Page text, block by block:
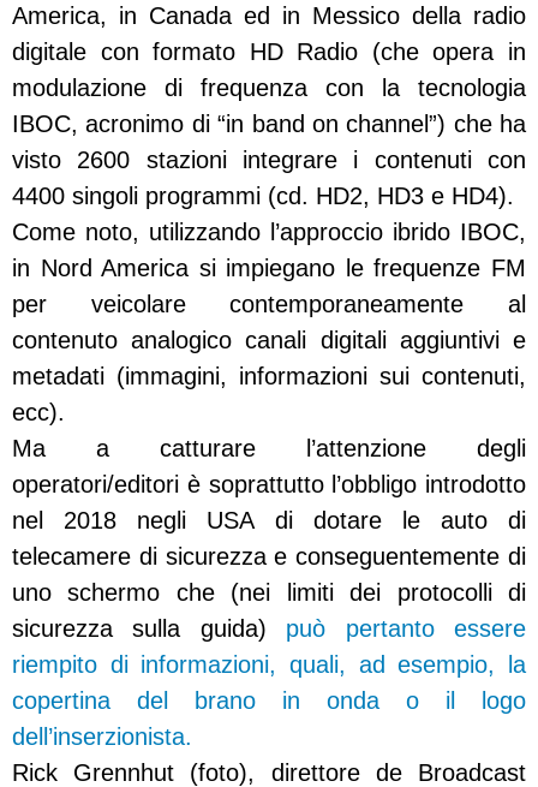
America, in Canada ed in Messico della radio
digitale con formato HD Radio (che opera in
modulazione di frequenza con la tecnologia
IBOC, acronimo di “in band on channel”) che ha
visto 2600 stazioni integrare i contenuti con
4400 singoli programmi (cd. HD2, HD3 e HD4).
Come noto, utilizzando l’approccio ibrido IBOC,
in Nord America si impiegano le frequenze FM
per veicolare contemporaneamente al
contenuto analogico canali digitali aggiuntivi e
metadati (immagini, informazioni sui contenuti,
ecc).
Ma a catturare l’attenzione degli
operatori/editori è soprattutto l’obbligo introdotto
nel 2018 negli USA di dotare le auto di
telecamere di sicurezza e conseguentemente di
uno schermo che (nei limiti dei protocolli di
sicurezza sulla guida) può pertanto essere
riempito di informazioni, quali, ad esempio, la
copertina del brano in onda o il logo
dell’inserzionista.
Rick Grennhut (foto), direttore de Broadcast